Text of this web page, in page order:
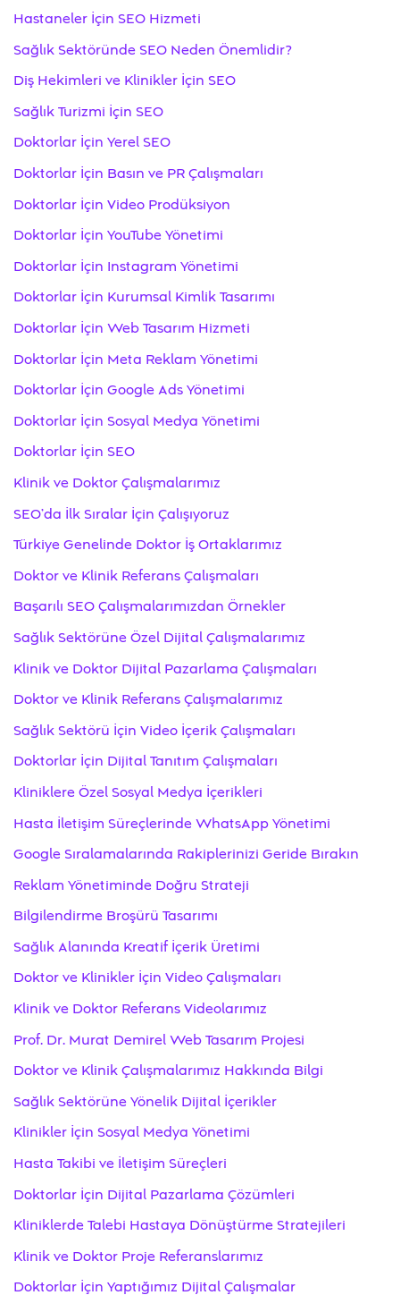
Hastaneler İçin SEO Hizmeti
Sağlık Sektöründe SEO Neden Önemlidir?
Diş Hekimleri ve Klinikler İçin SEO
Sağlık Turizmi İçin SEO
Doktorlar İçin Yerel SEO
Doktorlar İçin Basın ve PR Çalışmaları
Doktorlar İçin Video Prodüksiyon
Doktorlar İçin YouTube Yönetimi
Doktorlar İçin Instagram Yönetimi
Doktorlar İçin Kurumsal Kimlik Tasarımı
Doktorlar İçin Web Tasarım Hizmeti
Doktorlar İçin Meta Reklam Yönetimi
Doktorlar İçin Google Ads Yönetimi
Doktorlar İçin Sosyal Medya Yönetimi
Doktorlar İçin SEO
Klinik ve Doktor Çalışmalarımız
SEO’da İlk Sıralar İçin Çalışıyoruz
Türkiye Genelinde Doktor İş Ortaklarımız
Doktor ve Klinik Referans Çalışmaları
Başarılı SEO Çalışmalarımızdan Örnekler
Sağlık Sektörüne Özel Dijital Çalışmalarımız
Klinik ve Doktor Dijital Pazarlama Çalışmaları
Doktor ve Klinik Referans Çalışmalarımız
Sağlık Sektörü İçin Video İçerik Çalışmaları
Doktorlar İçin Dijital Tanıtım Çalışmaları
Kliniklere Özel Sosyal Medya İçerikleri
Hasta İletişim Süreçlerinde WhatsApp Yönetimi
Google Sıralamalarında Rakiplerinizi Geride Bırakın
Reklam Yönetiminde Doğru Strateji
Bilgilendirme Broşürü Tasarımı
Sağlık Alanında Kreatif İçerik Üretimi
Doktor ve Klinikler İçin Video Çalışmaları
Klinik ve Doktor Referans Videolarımız
Prof. Dr. Murat Demirel Web Tasarım Projesi
Doktor ve Klinik Çalışmalarımız Hakkında Bilgi
Sağlık Sektörüne Yönelik Dijital İçerikler
Klinikler İçin Sosyal Medya Yönetimi
Hasta Takibi ve İletişim Süreçleri
Doktorlar İçin Dijital Pazarlama Çözümleri
Kliniklerde Talebi Hastaya Dönüştürme Stratejileri
Klinik ve Doktor Proje Referanslarımız
Doktorlar İçin Yaptığımız Dijital Çalışmalar